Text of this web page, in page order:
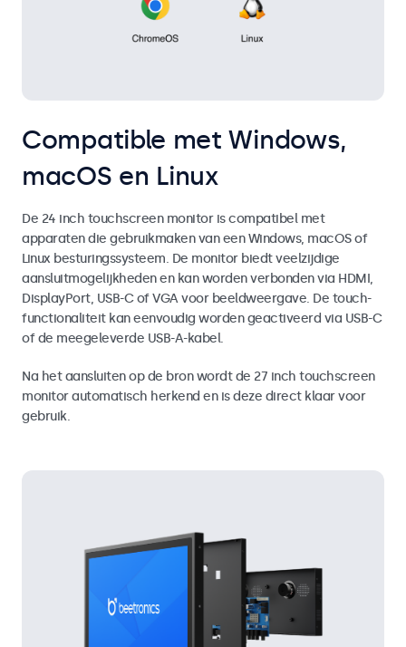
Compatible met Windows,
macOS en Linux
De 24 inch touchscreen monitor is compatibel met
apparaten die gebruikmaken van een Windows, macOS of
Linux besturingssysteem. De monitor biedt veelzijdige
aansluitmogelijkheden en kan worden verbonden via HDMI,
DisplayPort, USB-C of VGA voor beeldweergave. De touch-
functionaliteit kan eenvoudig worden geactiveerd via USB-C
of de meegeleverde USB-A-kabel.
Na het aansluiten op de bron wordt de 27 inch touchscreen
monitor automatisch herkend en is deze direct klaar voor
gebruik.